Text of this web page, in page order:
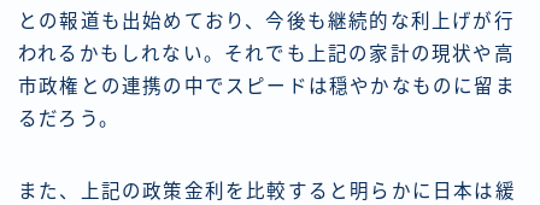
との報道も出始めており、今後も継続的な利上げが行
われるかもしれない。それでも上記の家計の現状や高
市政権との連携の中でスピードは穏やかなものに留ま
るだろう。
また、上記の政策金利を比較すると明らかに日本は緩